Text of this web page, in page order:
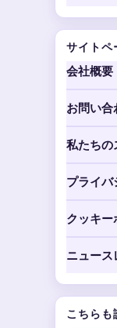
サイトペ
会社概要
お問い合
私たちの
プライバ
クッキー
ニュース
こちらも